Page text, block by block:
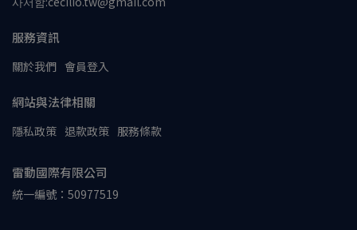
服務資訊
關於我們 會員登入
網站與法律相關
隱私政策 退款政策 服務條款
雷動國際有限公司
統一編號：50977519